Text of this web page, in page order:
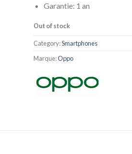
Garantie: 1 an
Out of stock
Category:Smartphones
Marque:Oppo